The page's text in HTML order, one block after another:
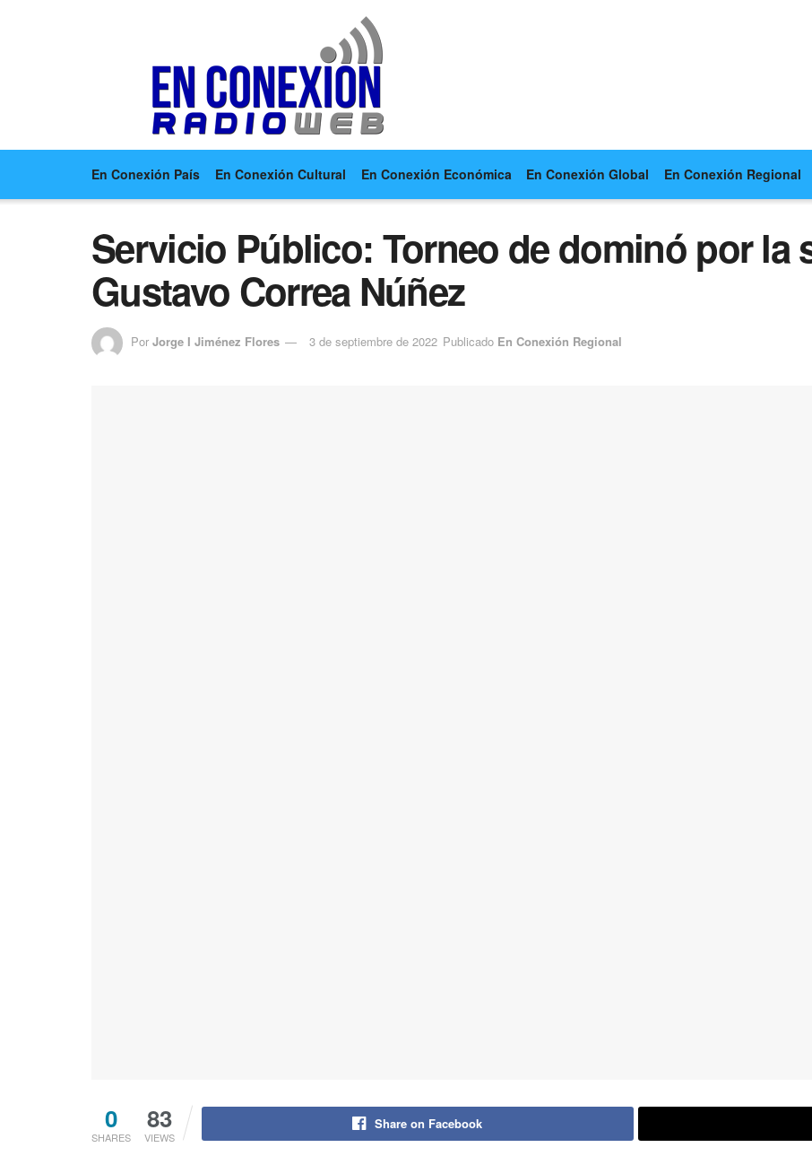
En Conexión País En Conexión Cultural En Conexión Económica En Conexión Global En Conexión Regional
Servicio Público: Torneo de dominó por la
Gustavo Correa Núñez
Por Jorge I Jiménez Flores 3 de septiembre de 2022 Publicado En Conexión Regional
0
SHARES
83
VIEWS
Share on Facebook